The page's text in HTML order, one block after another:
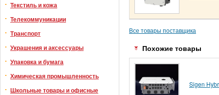
Текстиль и кожа
Телекоммуникации
Транспорт
Украшения и аксессуары
Упаковка и бумага
Химическая промышленность
Школьные товары и офисные
Все товары поставщика
Похожие товары
Sigen